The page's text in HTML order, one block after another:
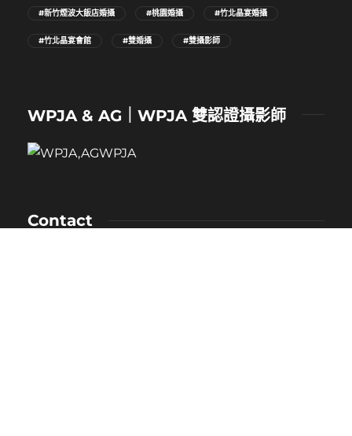
#新竹煙波大飯店婚攝 #桃園婚攝 #竹北晶宴婚攝
#竹北晶宴會館 #雙婚攝 #雙攝影師
WPJA & AG｜WPJA 雙認證攝影師
Contact